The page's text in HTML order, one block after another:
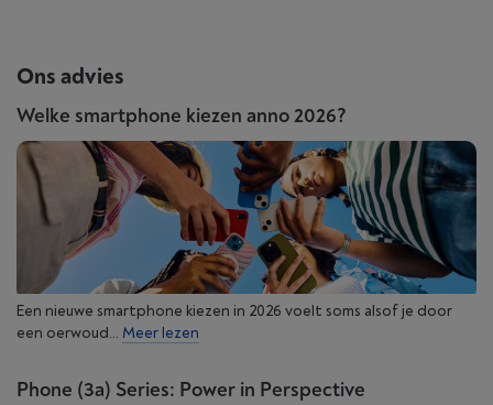
Ons advies
Welke smartphone kiezen anno 2026?
Een nieuwe smartphone kiezen in 2026 voelt soms alsof je door
een oerwoud... Meer lezen
Phone (3a) Series: Power in Perspective